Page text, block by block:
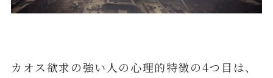
カオス欲求の強い人の心理的特徴の4つ目は、